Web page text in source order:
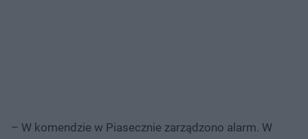
– W komendzie w Piasecznie zarządzono alarm. W